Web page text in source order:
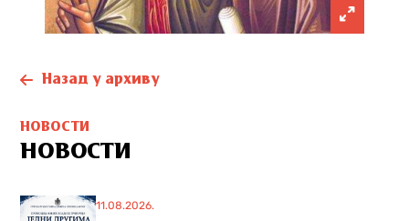
Назад у архиву
НОВОСТИ
НОВОСТИ
11.08.2026.